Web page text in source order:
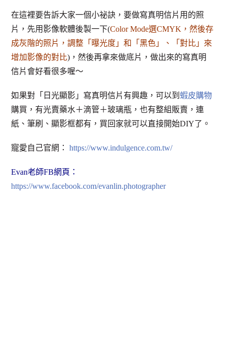
在這裡要告訴大家一個小祕訣，要做寫真明信片用的照
片，先用影像軟體後製一下(Color Mode選CMYK，然後存
成灰階的照片，調整「曝光度」和「黑色」、「對比」來
增加影像的對比)，然後再拿來做底片，做出來的寫真明
信片會好看很多喔～
如果對「日光顯影」寫真明信片有興趣，可以到 蝦皮購物
購買，有光賣藥水＋滴管＋玻璃瓶，也有整組販賣，連
紙、筆刷、顯影框都有，買回家就可以直接開始DIY了。
寵愛自己官網：https://www.indulgence.com.tw/
Evan老師FB網頁：
https://www.facebook.com/evanlin.photographer